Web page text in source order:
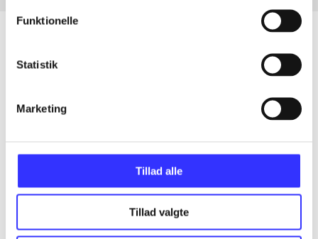
Funktionelle
Statistik
Marketing
Tillad alle
Tillad valgte
...
...